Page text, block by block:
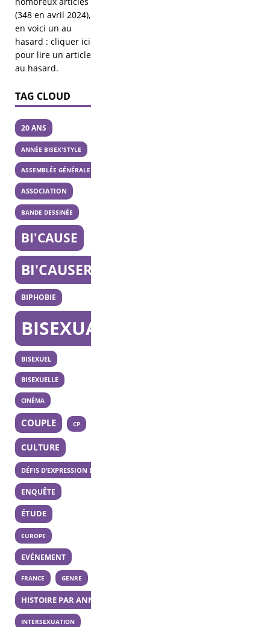
(348 en avril 2024),
en voici un au
hasard : cliquer ici
pour lire un article
au hasard.
TAG CLOUD
20 ANS
ANNÉE BISEX'STYLE
ASSEMBLÉE GÉNÉRALE
ASSOCIATION
BANDE DESSINÉE
BI'CAUSE
BI'CAUSERIE
BIPHOBIE
BISEXUALITÉ
BISEXUEL
BISEXUELLE
CINÉMA
COUPLE CP
CULTURE
DÉFIS D’EXPRESSION DES 20 ANS
ENQUÊTE
ÉTUDE
EUROPE
EVÉNEMENT
FRANCE GENRE
HISTOIRE PAR ANNÉE
INTERSEXUATION